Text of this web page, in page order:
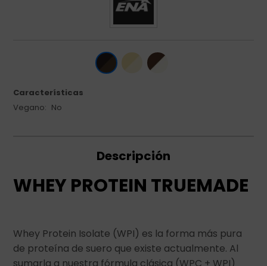
Características
Vegano
No
Descripción
WHEY PROTEIN TRUEMADE
Whey Protein Isolate (WPI) es la forma más pura
de proteína de suero que existe actualmente. Al